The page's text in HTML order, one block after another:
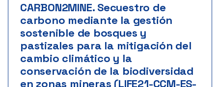
CARBON2MINE. Secuestro de
carbono mediante la gestión
sostenible de bosques y
pastizales para la mitigación del
cambio climático y la
conservación de la biodiversidad
en zonas mineras (LIFE21-CCM-ES-